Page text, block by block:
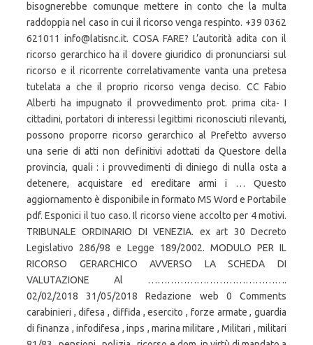
bisognerebbe comunque mettere in conto che la multa
raddoppia nel caso in cui il ricorso venga respinto. +39 0362
621011 info@latisnc.it. COSA FARE? L’autorità adita con il
ricorso gerarchico ha il dovere giuridico di pronunciarsi sul
ricorso e il ricorrente correlativamente vanta una pretesa
tutelata a che il proprio ricorso venga deciso. CC Fabio
Alberti ha impugnato il provvedimento prot. prima cita- I
cittadini, portatori di interessi legittimi riconosciuti rilevanti,
possono proporre ricorso gerarchico al Prefetto avverso
una serie di atti non definitivi adottati da Questore della
provincia, quali : i provvedimenti di diniego di nulla osta a
detenere, acquistare ed ereditare armi i … Questo
aggiornamento è disponibile in formato MS Word e Portabile
pdf. Esponici il tuo caso. Il ricorso viene accolto per 4 motivi.
TRIBUNALE ORDINARIO DI VENEZIA. ex art 30 Decreto
Legislativo 286/98 e Legge 189/2002. MODULO PER IL
RICORSO GERARCHICO AVVERSO LA SCHEDA DI
VALUTAZIONE Al …………………………………….
02/02/2018 31/05/2018 Redazione web 0 Comments
carabinieri , difesa , diffida , esercito , forze armate , guardia
di finanza , infodifesa , inps , marina militare , Militari , militari